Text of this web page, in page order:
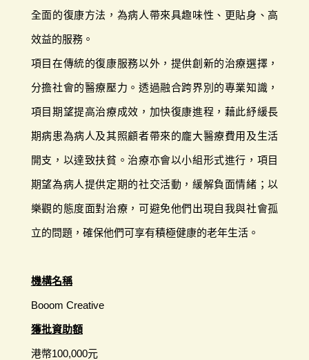
全面的復康方法，為病人帶來具趣味性、更貼身、高
效益的服務。
項目在傳統的復康服務以外，提供創新的治療選擇，
分擔社會的醫療壓力。透過融合跨界別的專業知識，
項目期望提高治療成效，加快復康進程，藉此紓緩長
期病患為病人及其照顧者帶來的龐大醫療費用及生活
開支，以達致扶貧。治療亦會以小組形式進行，項目
期望為病人提供定期的社交活動，緩解負面情緒；以
樂觀的態度面對治療，可避免他們出現自我與社會孤
立的問題，確保他們可享有積極健康的老年生活。
機構名稱
Booom Creative
獲批資助額
港幣100,000元